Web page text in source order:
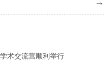
→
术交流营顺利举行